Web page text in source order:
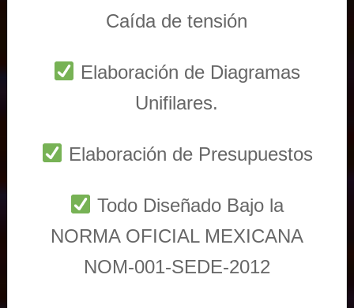
Caída de tensión
Elaboración de Diagramas
Unifilares.
Elaboración de Presupuestos
Todo Diseñado Bajo la
NORMA OFICIAL MEXICANA
NOM-001-SEDE-2012